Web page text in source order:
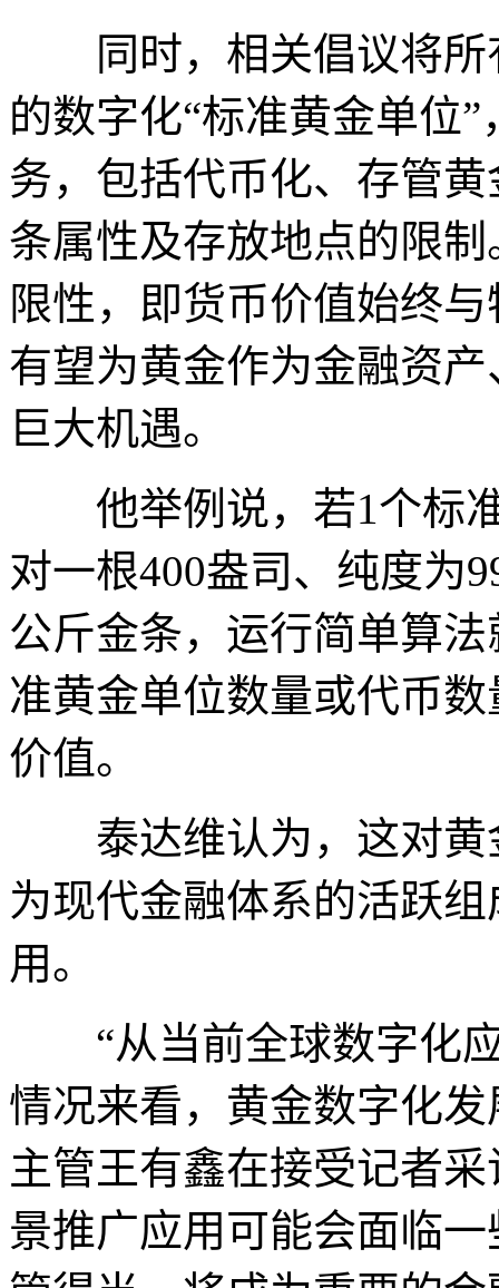
同时，相关倡议将所
的数字化“标准黄金单位
务，包括代币化、存管
条属性及存放地点的限
限性，即货币价值始终
有望为黄金作为金融资
巨大机遇。
他举例说，若1个标准
对一根400盎司、纯度为
公斤金条，运行简单算
准黄金单位数量或代币
价值。
泰达维认为，这对黄
为现代金融体系的活跃
用。
“从当前全球数字化应
情况来看，黄金数字化
主管王有鑫在接受记者
景推广应用可能会面临